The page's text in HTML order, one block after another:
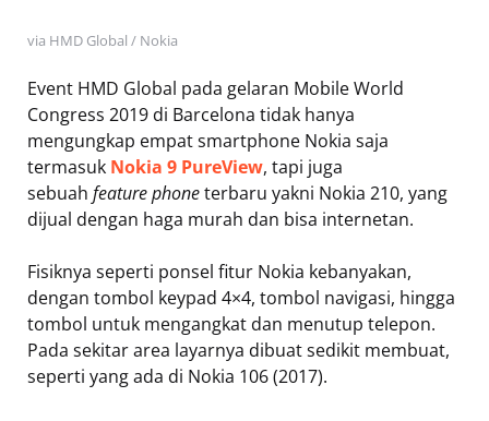
via HMD Global / Nokia
Event HMD Global pada gelaran Mobile World
Congress 2019 di Barcelona tidak hanya
mengungkap empat smartphone Nokia saja
termasuk Nokia 9 PureView, tapi juga
sebuah feature phoneterbaru yakni Nokia 210, yang
dijual dengan haga murah dan bisa internetan.
Fisiknya seperti ponsel fitur Nokia kebanyakan,
dengan tombol keypad 4×4, tombol navigasi, hingga
tombol untuk mengangkat dan menutup telepon.
Pada sekitar area layarnya dibuat sedikit membuat,
seperti yang ada di Nokia 106 (2017).